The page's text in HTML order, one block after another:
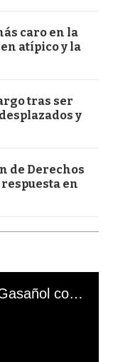
caro en la
atípico y la
tras ser
y
de Derechos
en
El mal momento de Yanina Gasañol con un hincha argentino en "Subrayado"